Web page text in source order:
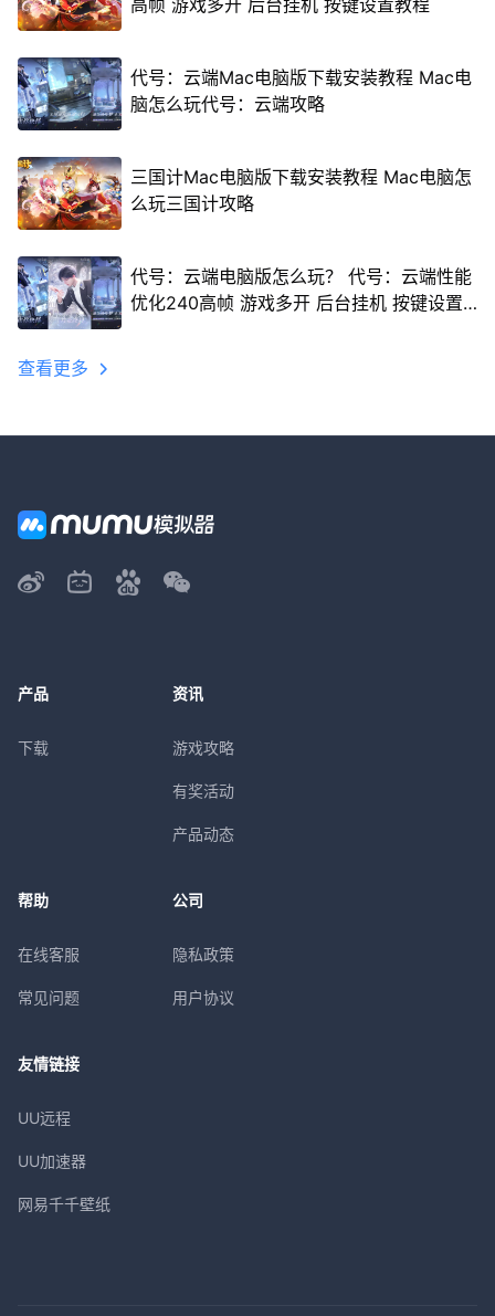
高帧 游戏多开 后台挂机 按键设置教程
代号：云端Mac电脑版下载安装教程 Mac电
脑怎么玩代号：云端攻略
三国计Mac电脑版下载安装教程 Mac电脑怎
么玩三国计攻略
代号：云端电脑版怎么玩？ 代号：云端性能
优化240高帧 游戏多开 后台挂机 按键设置
查看更多
产品
下载
资讯
游戏攻略
有奖活动
产品动态
帮助
在线客服
常见问题
公司
隐私政策
用户协议
友情链接
UU远程
UU加速器
网易千千壁纸